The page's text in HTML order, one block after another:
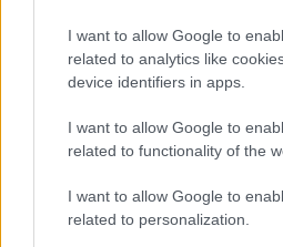
I want to allow Google to
related to analytics like
device identifiers in apps.
I want to allow Google to
related to functionality of the
I want to allow Google to
related to personalization.
καταφθάνει με μεγάλες
φαρδιά πλατιά την
ανθίζουσα «εστιατορική
Ο χώρος είναι πάρα πολύ
gatherings όσο και για
γεύματα με το ταίρι ή την